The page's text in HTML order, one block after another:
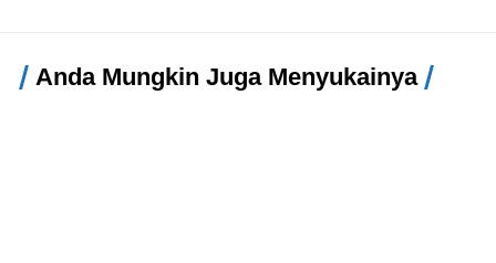
Anda Mungkin Juga Menyukainya